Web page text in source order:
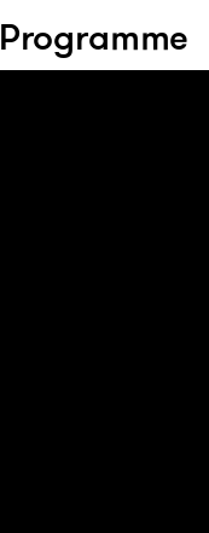
Programme